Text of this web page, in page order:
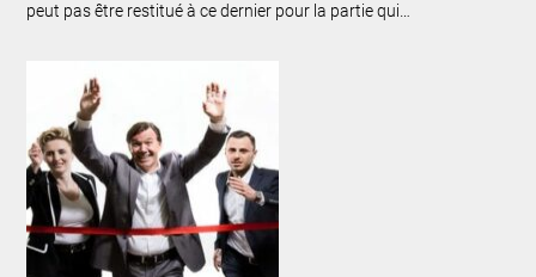
peut pas être restitué à ce dernier pour la partie qui…